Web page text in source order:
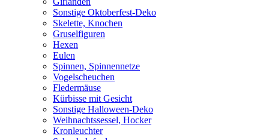
Sonstige Oktoberfest-Deko
Skelette, Knochen
Gruselfiguren
Hexen
Eulen
Spinnen, Spinnennetze
Vogelscheuchen
Fledermäuse
Kürbisse mit Gesicht
Sonstige Halloween-Deko
Weihnachtssessel, Hocker
Kronleuchter